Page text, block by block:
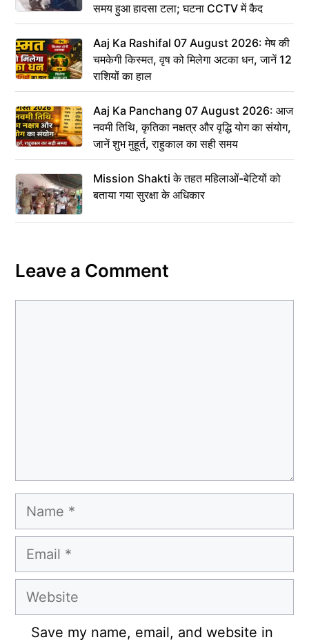
समय हुआ हादसा टला; घटना CCTV में कैद
Aaj Ka Rashifal 07 August 2026: मेष की
चमकेगी किस्मत, वृष को मिलेगा अटका धन, जानें 12
राशियों का हाल
Aaj Ka Panchang 07 August 2026: आज
नवमी तिथि, कृतिका नक्षत्र और वृद्धि योग का संयोग,
जानें शुभ मुहूर्त, राहुकाल का सही समय
Mission Shakti के तहत महिलाओं-बेटियों को
बताया गया सुरक्षा के अधिकार
Leave a Comment
Name
Email
Website
Save my name, email, and website in